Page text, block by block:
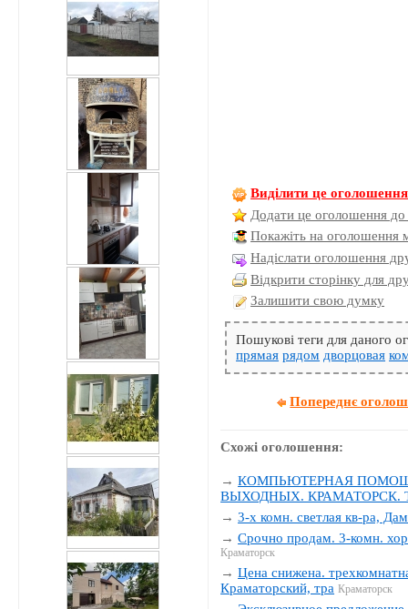
Виділити це оголошення
Додати це оголошення до
Покажіть на оголошення
Надіслати оголошення
Відкрити сторінку для
Залишити свою думку
Пошукові теги для даного
прямая рядом дворцовая
Попереднє
Схожі оголошення:
→КОМПЬЮТЕРНАЯ
ВЫХОДНЫХ. КРАМАТОРСК.
→3-х комн. светлая кв-ра,
→Срочно продам. 3-комн.
Краматорск
→Цена снижена.
Краматорский, тра Краматорск